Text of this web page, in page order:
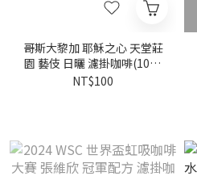
哥斯大黎加 耶穌之心 天堂莊
園 藝伎 日曬 濾掛咖啡(10g/
包) | 黃金烘焙
NT$100